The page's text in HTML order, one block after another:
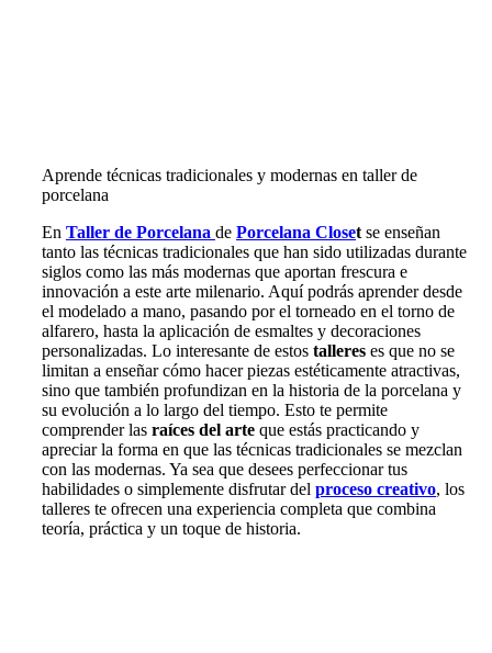
Aprende técnicas tradicionales y modernas en taller de
porcelana
En Taller de Porcelana de Porcelana Closet se enseñan
tanto las técnicas tradicionales que han sido utilizadas durante
siglos como las más modernas que aportan frescura e
innovación a este arte milenario. Aquí podrás aprender desde
el modelado a mano, pasando por el torneado en el torno de
alfarero, hasta la aplicación de esmaltes y decoraciones
personalizadas. Lo interesante de estos talleres es que no se
limitan a enseñar cómo hacer piezas estéticamente atractivas,
sino que también profundizan en la historia de la porcelana y
su evolución a lo largo del tiempo. Esto te permite
comprender las raíces del arte que estás practicando y
apreciar la forma en que las técnicas tradicionales se mezclan
con las modernas. Ya sea que desees perfeccionar tus
habilidades o simplemente disfrutar del proceso creativo, los
talleres te ofrecen una experiencia completa que combina
teoría, práctica y un toque de historia.